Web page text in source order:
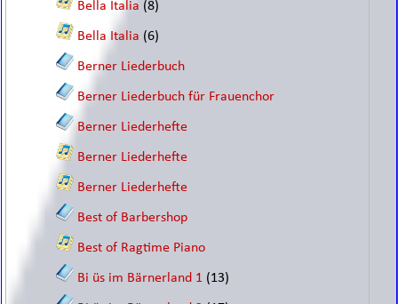
Bella Italia (8)
Bella Italia (6)
Berner Liederbuch
Berner Liederbuch für Frauenchor
Berner Liederhefte
Berner Liederhefte
Berner Liederhefte
Best of Barbershop
Best of Ragtime Piano
Bi üs im Bärnerland 1 (13)